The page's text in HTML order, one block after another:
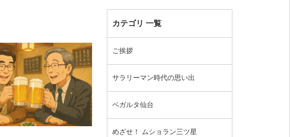
カテゴリ 一覧
ご挨拶
サラリーマン時代の思い出
ベガルタ仙台
めざせ！ ムショラン三ツ星